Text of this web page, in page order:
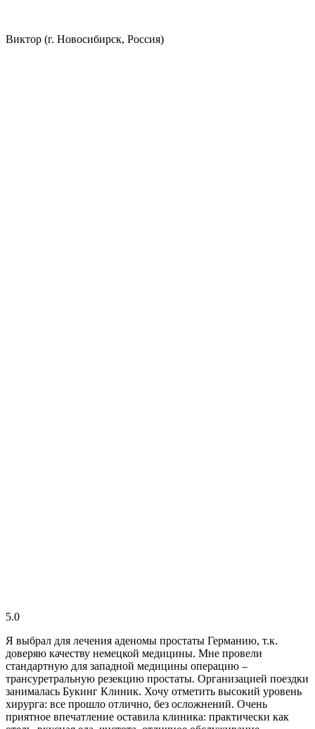
Виктор (г. Новосибирск, Россия)
5.0
Я выбрал для лечения аденомы простаты Германию, т.к.
доверяю качеству немецкой медицины. Мне провели
стандартную для западной медицины операцию –
трансуретральную резекцию простаты. Организацией поездки
занималась Букинг Клиник. Хочу отметить высокий уровень
хирурга: все прошло отлично, без осложнений. Очень
приятное впечатление оставила клиника: практически как